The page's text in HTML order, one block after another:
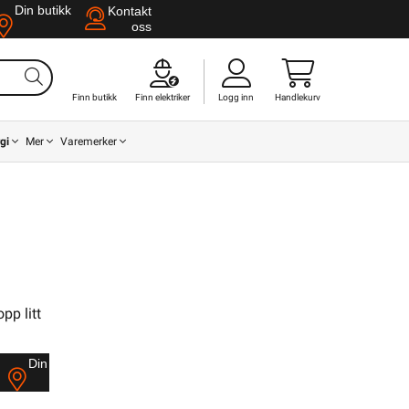
Din butikk
Kontakt
oss
Finn butikk Finn elektriker Logg inn Handlekurv
Mer Varemerker
litt
Din butikk